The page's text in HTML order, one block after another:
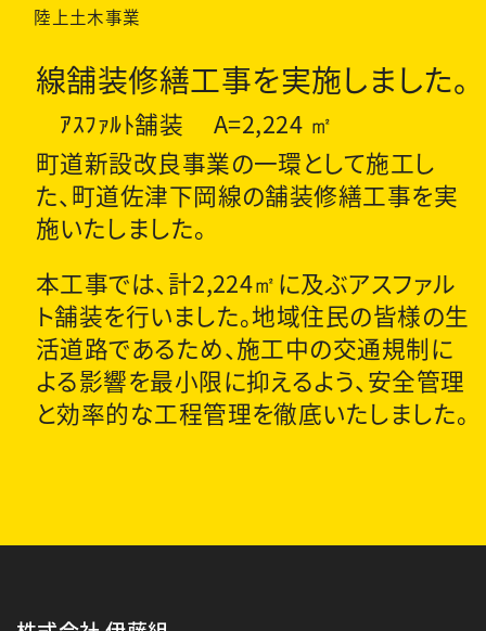
陸上土木事業
線舗装修繕工事を実施しました。
ｱｽﾌｧﾙﾄ舗装 A=2,224 ㎡
町道新設改良事業の一環として施工し
た、町道佐津下岡線の舗装修繕工事を実
施いたしました。
本工事では、計2,224㎡に及ぶアスファル
ト舗装を行いました。地域住民の皆様の生
活道路であるため、施工中の交通規制に
よる影響を最小限に抑えるよう、安全管理
と効率的な工程管理を徹底いたしました。